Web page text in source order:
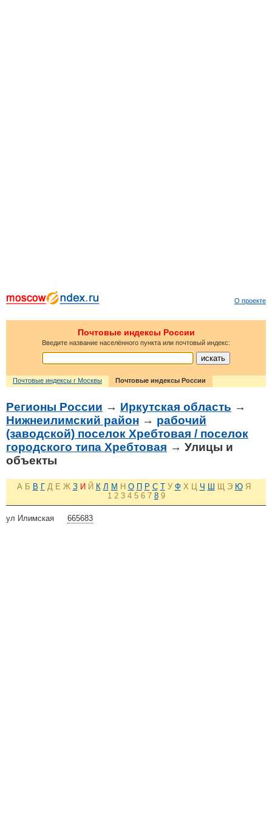
О проекте
Почтовые индексы России
Введите название населённого пункта или почтовый индекс:
Почтовые индексы г Москвы Почтовые индексы России
Регионы России → Иркутская область →
Нижнеилимский район → рабочий
(заводской) поселок Хребтовая / поселок
городского типа Хребтовая → Улицы и
объекты
А Б В Г Д Е Ж З И Й К Л М Н О П Р С Т У Ф Х Ц Ч Ш Щ Э Ю Я
1 2 3 4 5 6 7 8 9
665683
ул Илимская